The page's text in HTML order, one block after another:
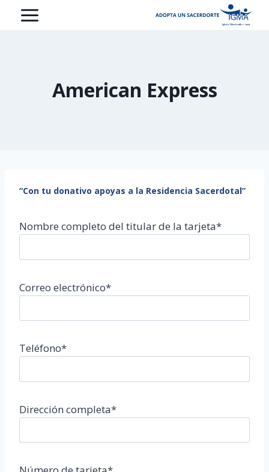
Saltar
American Express
“Con tu donativo apoyas a la Residencia Sacerdotal”
Nombre completo del titular de la tarjeta*
Correo electrónico*
Teléfono*
Dirección completa*